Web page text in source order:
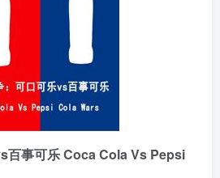
百事可乐 Coca Cola Vs Pepsi